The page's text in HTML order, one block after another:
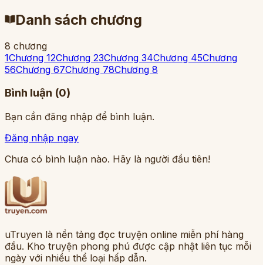
Danh sách chương
8 chương
1Chương 12Chương 23Chương 34Chương 45Chương
56Chương 67Chương 78Chương 8
Bình luận (0)
Bạn cần đăng nhập để bình luận.
Đăng nhập ngay
Chưa có bình luận nào. Hãy là người đầu tiên!
uTruyen là nền tảng đọc truyện online miễn phí hàng
đầu. Kho truyện phong phú được cập nhật liên tục mỗi
ngày với nhiều thể loại hấp dẫn.